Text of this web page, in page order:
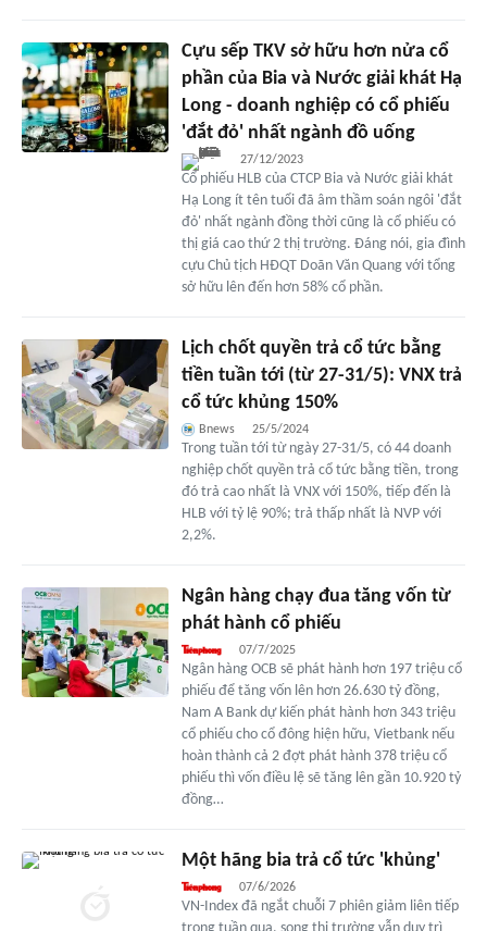
Cựu sếp TKV sở hữu hơn nửa cổ
phần của Bia và Nước giải khát Hạ
Long - doanh nghiệp có cổ phiếu
'đắt đỏ' nhất ngành đồ uống
27/12/2023
Cổ phiếu HLB của CTCP Bia và Nước giải khát
Hạ Long ít tên tuổi đã âm thầm soán ngôi 'đắt
đỏ' nhất ngành đồng thời cũng là cổ phiếu có
thị giá cao thứ 2 thị trường. Đáng nói, gia đình
cựu Chủ tịch HĐQT Doãn Văn Quang với tổng
sở hữu lên đến hơn 58% cổ phần.
Lịch chốt quyền trả cổ tức bằng
tiền tuần tới (từ 27-31/5): VNX trả
cổ tức khủng 150%
Bnews 25/5/2024
Trong tuần tới từ ngày 27-31/5, có 44 doanh
nghiệp chốt quyền trả cổ tức bằng tiền, trong
đó trả cao nhất là VNX với 150%, tiếp đến là
HLB với tỷ lệ 90%; trả thấp nhất là NVP với
2,2%.
Ngân hàng chạy đua tăng vốn từ
phát hành cổ phiếu
07/7/2025
Ngân hàng OCB sẽ phát hành hơn 197 triệu cổ
phiếu để tăng vốn lên hơn 26.630 tỷ đồng,
Nam A Bank dự kiến phát hành hơn 343 triệu
cổ phiếu cho cổ đông hiện hữu, Vietbank nếu
hoàn thành cả 2 đợt phát hành 378 triệu cổ
phiếu thì vốn điều lệ sẽ tăng lên gần 10.920 tỷ
đồng…
Một hãng bia trả cổ tức 'khủng'
07/6/2026
VN-Index đã ngắt chuỗi 7 phiên giảm liên tiếp